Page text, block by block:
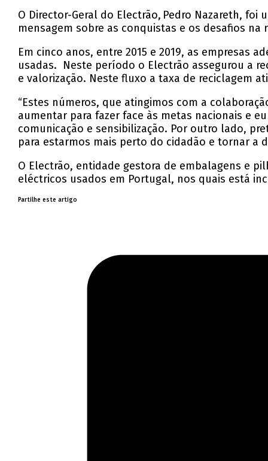
O Director-Geral do Electrão, Pedro Nazareth,
mensagem sobre as conquistas e os desafios na
Em cinco anos, entre 2015 e 2019, as empresas
usadas. Neste período o Electrão assegurou a
e valorização. Neste fluxo a taxa de reciclagem
“Estes números, que atingimos com a
aumentar para fazer face às metas nacionais e
comunicação e sensibilização. Por outro lado,
para estarmos mais perto do cidadão e tornar a
O Electrão, entidade gestora de embalagens e
eléctricos usados em Portugal, nos quais está
Partilhe este artigo